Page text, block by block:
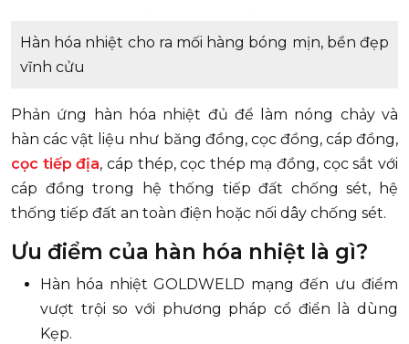
Hàn hóa nhiệt cho ra mối hàng bóng mịn, bền đẹp
vĩnh cửu
Phản ứng hàn hóa nhiệt đủ để làm nóng chảy và
hàn các vật liệu như băng đồng, cọc đồng, cáp đồng,
cọc tiếp địa, cáp thép, cọc thép mạ đồng, cọc sắt với
cáp đồng trong hệ thống tiếp đất chống sét, hệ
thống tiếp đất an toàn điện hoặc nối dây chống sét.
Ưu điểm của hàn hóa nhiệt là gì?
Hàn hóa nhiệt GOLDWELD mạng đến ưu điểm
vượt trội so với phương pháp cổ điển là dùng
Kẹp.